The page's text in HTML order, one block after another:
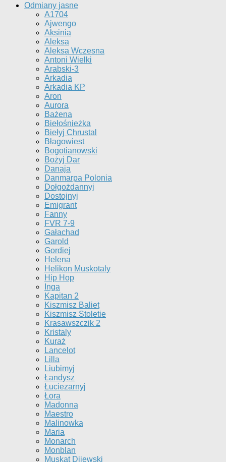
Odmiany jasne
A1704
Ajwengo
Aksinia
Aleksa
Aleksa Wczesna
Antoni Wielki
Arabski-3
Arkadia
Arkadia KP
Aron
Aurora
Bażena
Biełośnieżka
Biełyj Chrustal
Błagowiest
Bogotianowski
Bożyj Dar
Danaja
Danmarpa Polonia
Dołgożdannyj
Dostojnyj
Emigrant
Fanny
FVR 7-9
Gałachad
Garold
Gordiej
Helena
Helikon Muskotaly
Hip Hop
Inga
Kapitan 2
Kiszmisz Baliet
Kiszmisz Stoletie
Krasawszczik 2
Kristaly
Kuraż
Lancelot
Lilla
Liubimyj
Łandysz
Łuciezarnyj
Łora
Madonna
Maestro
Malinowka
Maria
Monarch
Monblan
Muskat Dijewski